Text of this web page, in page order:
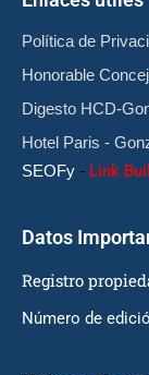
Política de
Honorable
Digesto HCD-
Hotel Paris -
SEOFy - Link
Datos
Registro
Número de